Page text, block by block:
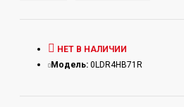
НЕТ В НАЛИЧИИ
Модель: 0LDR4HB71R